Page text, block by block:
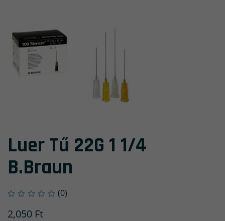
Luer Tű 22G 1 1/4
B.Braun
(0)
2,050 Ft